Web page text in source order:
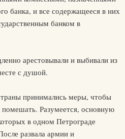
банка, и все содержащееся в них
банком в
арестовывали и выбивали из
с душой.
принимались меры, чтобы
Разумеется, основную
в одном Петрограде
развала армии и